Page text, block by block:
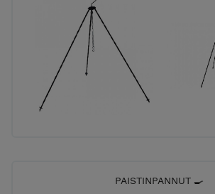
PAISTINPANNUT 🍳